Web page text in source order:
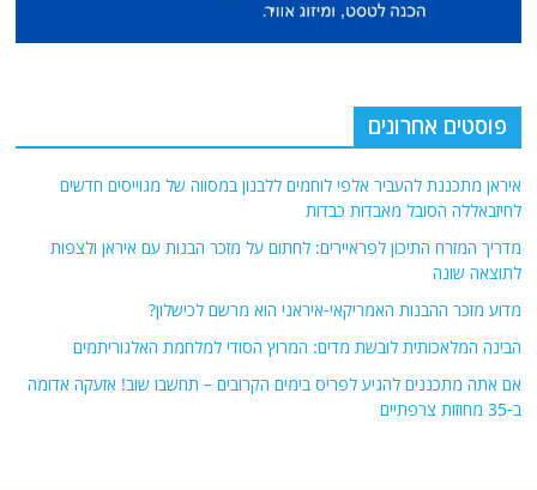
פוסטים אחרונים
איראן מתכננת להעביר אלפי לוחמים ללבנון במסווה של מגוייסים חדשים
לחיזבאללה הסובל מאבדות כבדות
מדריך המזרח התיכון לפראיירים: לחתום על מזכר הבנות עם איראן ולצפות
לתוצאה שונה
מדוע מזכר ההבנות האמריקאי-איראני הוא מרשם לכישלון?
הבינה המלאכותית לובשת מדים: המרוץ הסודי למלחמת האלגוריתמים
אם אתה מתכננים להגיע לפריס בימים הקרובים – תחשבו שוב! אזעקה אדומה
ב-35 מחוזות צרפתיים